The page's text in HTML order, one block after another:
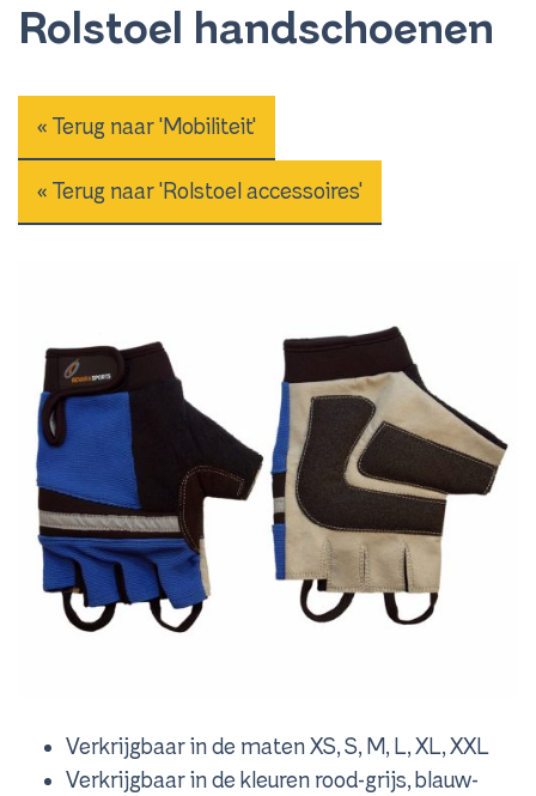
Rolstoel handschoenen
« Terug naar 'Mobiliteit'
« Terug naar 'Rolstoel accessoires'
Verkrijgbaar in de maten XS, S, M, L, XL, XXL
Verkrijgbaar in de kleuren rood-grijs, blauw-